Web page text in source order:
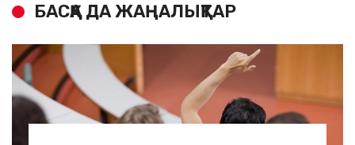
БАСҚА ДА ЖАҢАЛЫҚТАР